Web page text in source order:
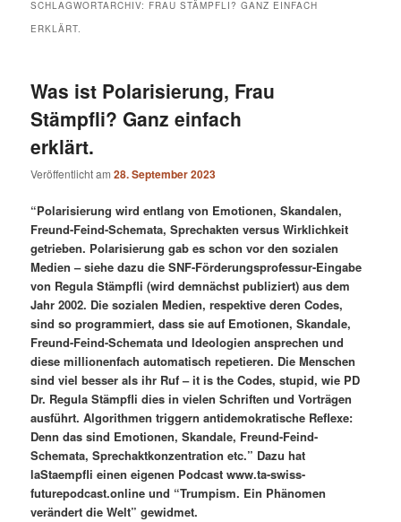
SCHLAGWORTARCHIV: FRAU STÄMPFLI? GANZ EINFACH
ERKLÄRT.
Was ist Polarisierung, Frau
Stämpfli? Ganz einfach
erklärt.
Veröffentlicht am28. September 2023
“Polarisierung wird entlang von Emotionen, Skandalen,
Freund-Feind-Schemata, Sprechakten versus Wirklichkeit
getrieben. Polarisierung gab es schon vor den sozialen
Medien – siehe dazu die SNF-Förderungsprofessur-Eingabe
von Regula Stämpfli (wird demnächst publiziert) aus dem
Jahr 2002. Die sozialen Medien, respektive deren Codes,
sind so programmiert, dass sie auf Emotionen, Skandale,
Freund-Feind-Schemata und Ideologien ansprechen und
diese millionenfach automatisch repetieren. Die Menschen
sind viel besser als ihr Ruf – it is the Codes, stupid, wie PD
Dr. Regula Stämpfli dies in vielen Schriften und Vorträgen
ausführt. Algorithmen triggern antidemokratische Reflexe:
Denn das sind Emotionen, Skandale, Freund-Feind-
Schemata, Sprechaktkonzentration etc.” Dazu hat
laStaempfli einen eigenen Podcast www.ta-swiss-
futurepodcast.online und “Trumpism. Ein Phänomen
verändert die Welt” gewidmet.